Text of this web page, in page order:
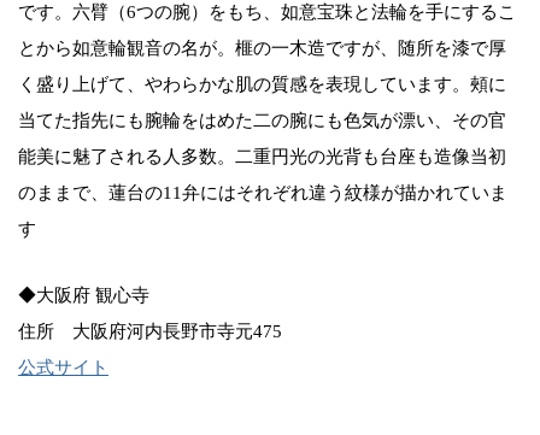
です。六臂（6つの腕）をもち、如意宝珠と法輪を手にするこ
とから如意輪観音の名が。榧の一木造ですが、随所を漆で厚
く盛り上げて、やわらかな肌の質感を表現しています。頰に
当てた指先にも腕輪をはめた二の腕にも色気が漂い、その官
能美に魅了される人多数。二重円光の光背も台座も造像当初
のままで、蓮台の11弁にはそれぞれ違う紋様が描かれていま
す
◆大阪府 観心寺
住所 大阪府河内長野市寺元475
公式サイト